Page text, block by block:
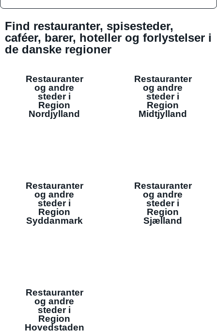
Find restauranter, spisesteder,
caféer, barer, hoteller og forlystelser i
de danske regioner
Restauranter
og andre
steder i
Region
Nordjylland
Restauranter
og andre
steder i
Region
Midtjylland
Restauranter
og andre
steder i
Region
Syddanmark
Restauranter
og andre
steder i
Region
Sjælland
Restauranter
og andre
steder i
Region
Hovedstaden